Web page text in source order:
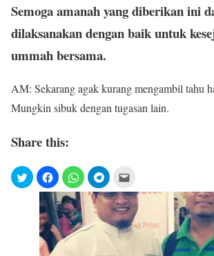
Semoga amanah yang diberikan ini
dilaksanakan dengan baik untuk
ummah bersama.
AM: Sekarang agak kurang mengambil tahu
Mungkin sibuk dengan tugasan lain.
Share this: